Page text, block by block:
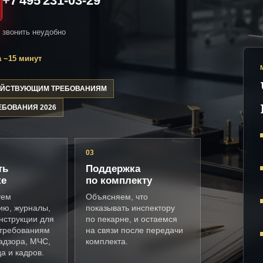
неудобно
~15 минут
ТРЕБОВАНИЯМ
2026
журналы,
для
МЧС,
и кадров.
03
Поддержка
по комплекту
Объясняем, что
показывать инспектору
по пекарне, и остаемся
на связи после передачи
комплекта.